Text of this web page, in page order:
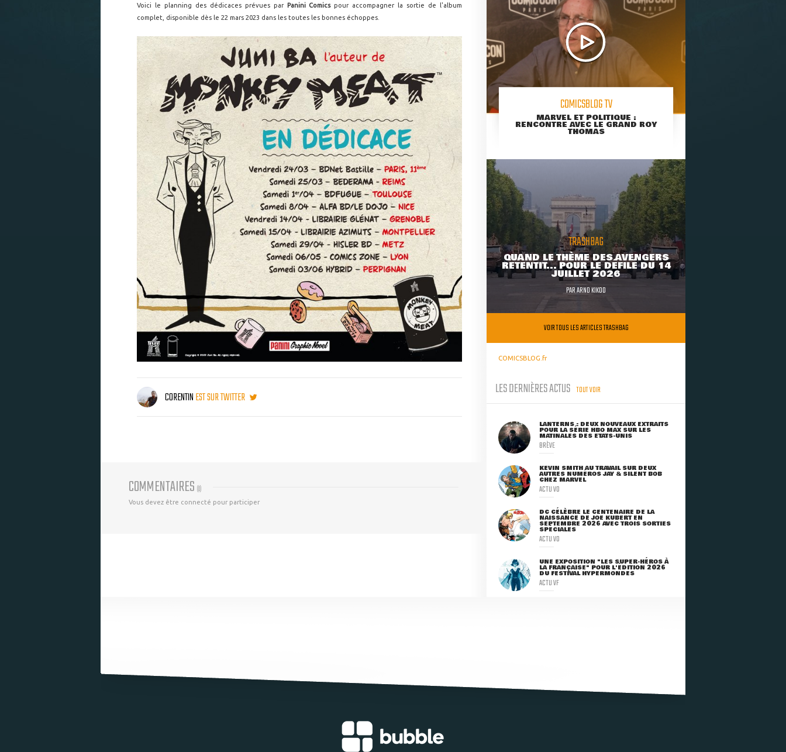
Voici le planning des dédicaces prévues par Panini Comicspour accompagner la sortie de l'album
complet, disponible dès le 22 mars 2023 dans les toutes les bonnes échoppes.
CORENTINEST SUR TWITTER
COMMENTAIRES (0)
Vous devez être connecté pour participer
COMICSBLOG TV
MARVEL ET POLITIQUE :
RENCONTRE AVEC LE GRAND ROY
THOMAS
TRASHBAG
QUAND LE THÈME DES AVENGERS
RETENTIT... POUR LE DÉFILÉ DU 14
JUILLET 2026
PARARNO KIKOO
VOIR TOUS LES ARTICLES TRASHBAG
COMICSBLOG.fr
LES DERNIÈRES ACTUS TOUT VOIR
LANTERNS : DEUX NOUVEAUX EXTRAITS
POUR LA SÉRIE HBO MAX SUR LES
MATINALES DES ETATS-UNIS
BRÈVE
KEVIN SMITH AU TRAVAIL SUR DEUX
AUTRES NUMÉROS JAY & SILENT BOB
CHEZ MARVEL
ACTU VO
DC CÉLÈBRE LE CENTENAIRE DE LA
NAISSANCE DE JOE KUBERT EN
SEPTEMBRE 2026 AVEC TROIS SORTIES
SPÉCIALES
ACTU VO
UNE EXPOSITION "LES SUPER-HÉROS À
LA FRANÇAISE" POUR L'ÉDITION 2026
DU FESTIVAL HYPERMONDES
ACTU VF